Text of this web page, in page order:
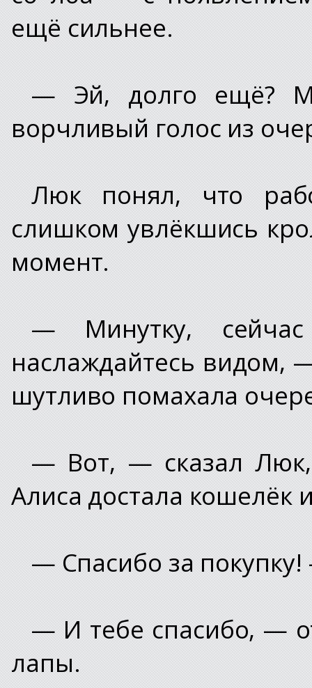
ещё сильнее.
— Эй, долго ещё?
ворчливый голос из
Люк понял, что
слишком увлёкшись
момент.
— Минутку, сейчас
наслаждайтесь видом,
шутливо помахала
— Вот, — сказал Люк,
Алиса достала кошелёк
— Спасибо за
— И тебе спасибо, —
лапы.